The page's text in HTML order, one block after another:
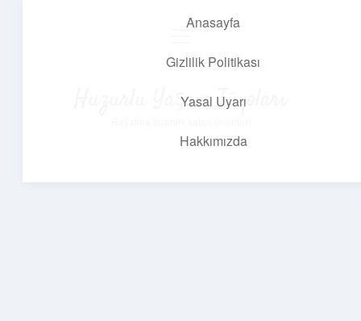
Anasayfa
Gizlilik Politikası
Yasal Uyarı
Hakkımızda
Huzurlu Yaşam Tüyoları